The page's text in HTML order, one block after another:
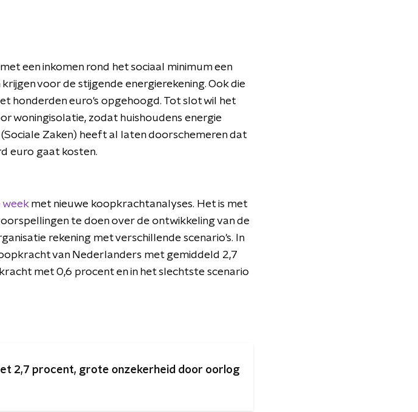
een inkomen rond het sociaal minimum een
voor de stijgende energierekening. Ook die
honderden euro's opgehoogd. Tot slot wil het
woningisolatie, zodat huishoudens energie
(Sociale Zaken) heeft al laten doorschemeren dat
euro gaat kosten.
weekmet nieuwe koopkrachtanalyses. Het is met
te doen over de ontwikkeling van de
rekening met verschillende scenario's. In
van Nederlanders met gemiddeld 2,7
met 0,6 procent en in het slechtste scenario
2,7 procent, grote onzekerheid door oorlog